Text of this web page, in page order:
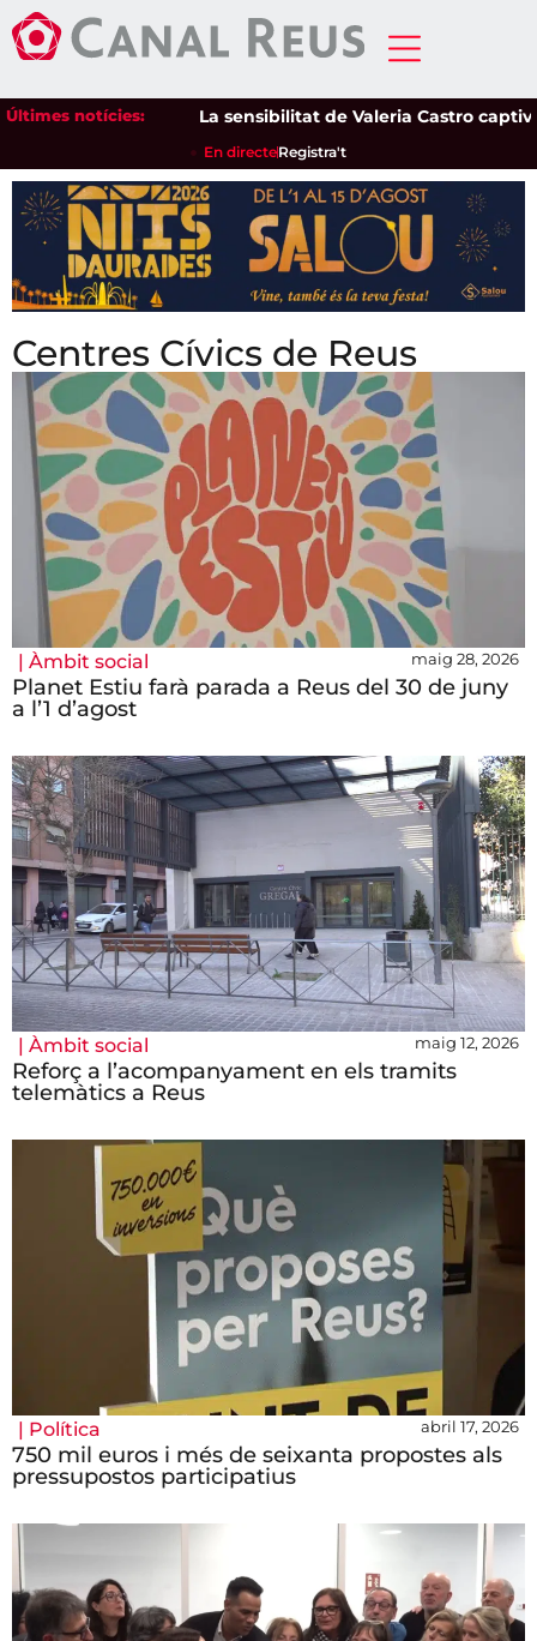
Últimes notícies: La sensibilitat de Valeria Castro captiva
En directeRegistra't
Centres Cívics de Reus
| Àmbit social maig 28, 2026
Planet Estiu farà parada a Reus del 30 de juny
a l’1 d’agost
| Àmbit social maig 12, 2026
Reforç a l’acompanyament en els tramits
telemàtics a Reus
| Política abril 17, 2026
750 mil euros i més de seixanta propostes als
pressupostos participatius